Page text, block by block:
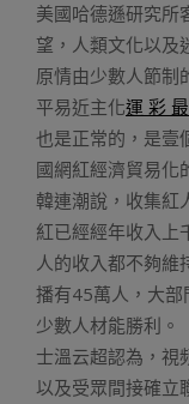
美國哈德遜研究所
望，人類文化以及
原情由少數人節制
平易近主化運 彩
也是正常的，是壹
國網紅經濟貿易
韓連潮說，收集紅
紅已經經年收入上
人的收入都不夠維
播有45萬人，大
少數人材能勝利
士溫云超認為，視
以及受眾間接確立